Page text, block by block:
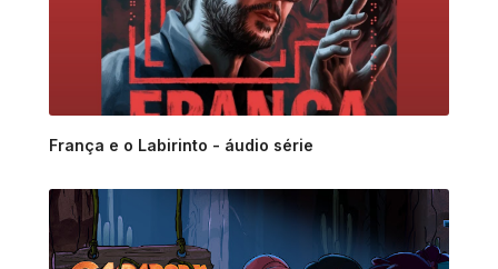
França e o Labirinto - áudio série